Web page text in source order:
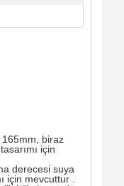
165mm, biraz
için
derecesi suya
için mevcuttur .